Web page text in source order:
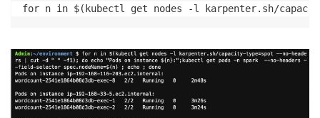
for n in $(kubectl get nodes -l karpenter.sh/